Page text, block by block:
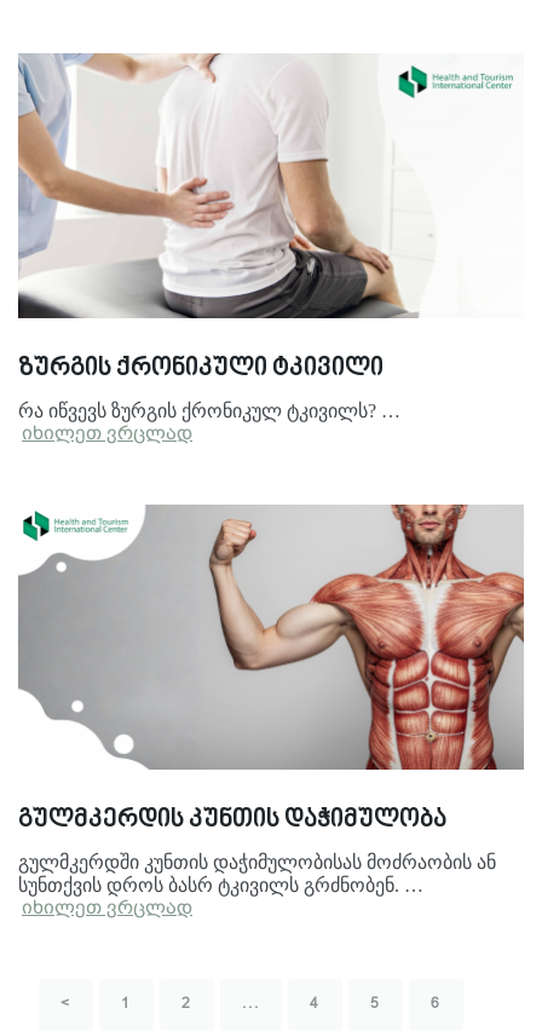
ზურგის ქრონიკული ტკივილი
რა იწვევს ზურგის ქრონიკულ ტკივილს? …
იხილეთ ვრცლად
გულმკერდის კუნთის დაჭიმულობა
გულმკერდში კუნთის დაჭიმულობისას მოძრაობის ან
სუნთქვის დროს ბასრ ტკივილს გრძნობენ. …
იხილეთ ვრცლად
< 1 2 ... 4 5 6